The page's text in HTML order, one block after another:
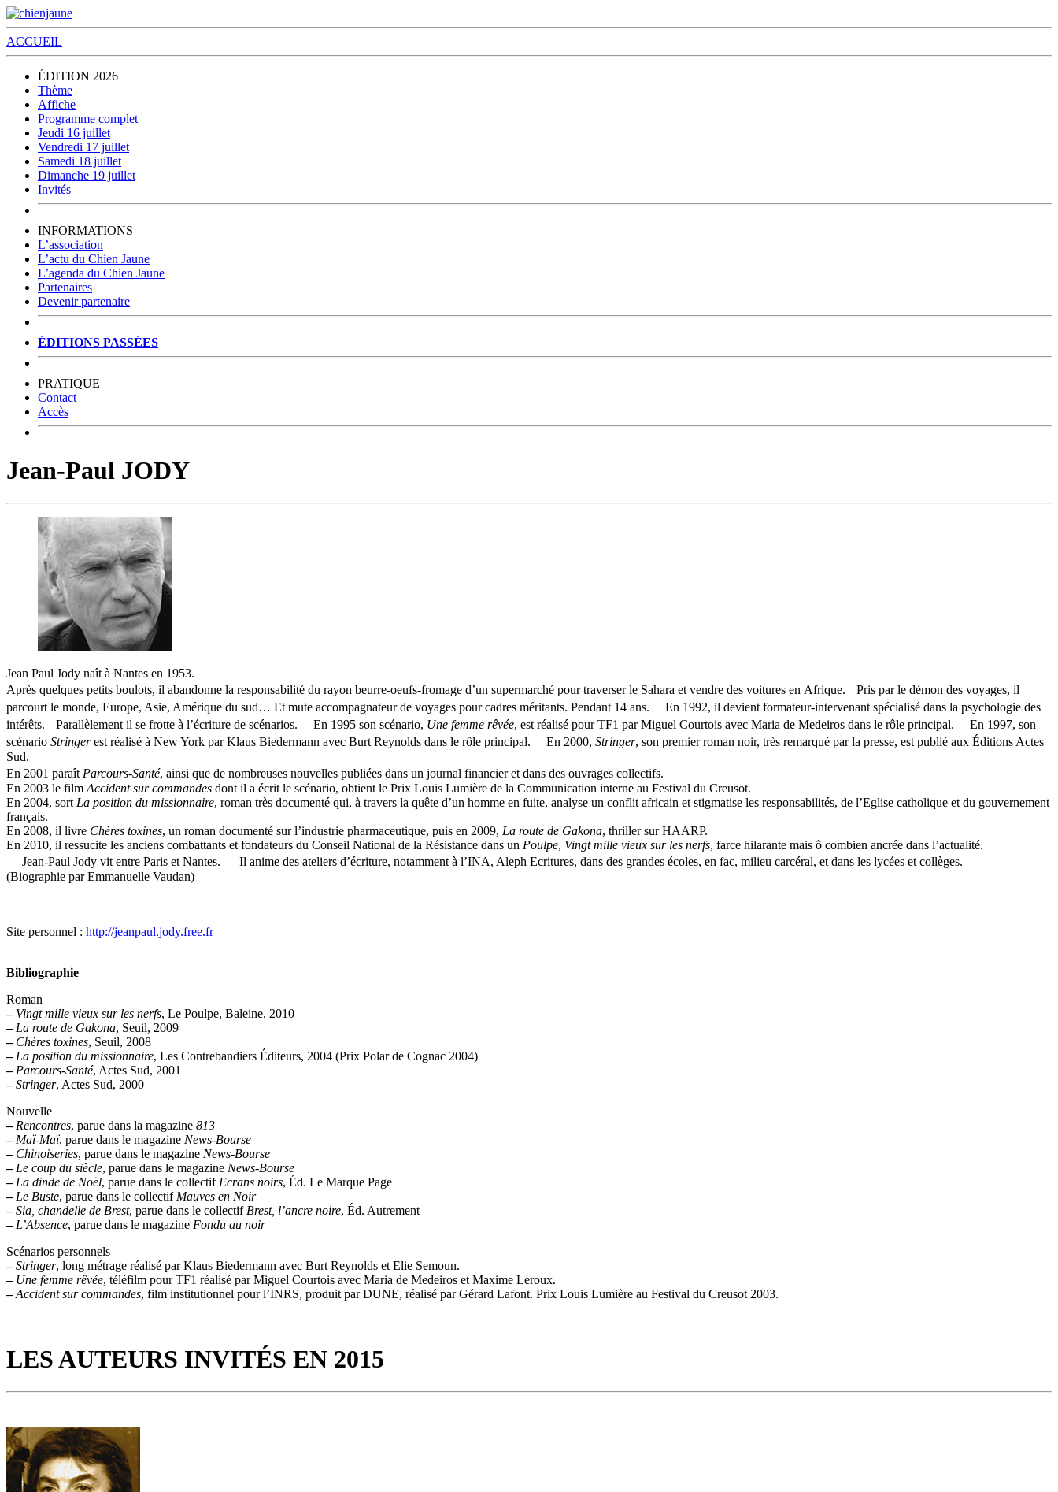
ACCUEIL
ÉDITION 2026
Thème
Affiche
Programme complet
Jeudi 16 juillet
Vendredi 17 juillet
Samedi 18 juillet
Dimanche 19 juillet
Invités
INFORMATIONS
L’association
L’actu du Chien Jaune
L’agenda du Chien Jaune
Partenaires
Devenir partenaire
ÉDITIONS PASSÉES
PRATIQUE
Contact
Accès
Jean-Paul JODY
Jean Paul Jody naît à Nantes en 1953.
Après quelques petits boulots, il abandonne la responsabilité du rayon beurre-oeufs-fromage d’un supermarché pour traverser le Sahara et vendre des voitures en Afrique. Pris par le démon des voyages, il
parcourt le monde, Europe, Asie, Amérique du sud… Et mute accompagnateur de voyages pour cadres méritants. Pendant 14 ans. En 1992, il devient formateur-intervenant spécialisé dans la psychologie des
intérêts. Parallèlement il se frotte à l’écriture de scénarios. En 1995 son scénario, Une femme rêvée, est réalisé pour TF1 par Miguel Courtois avec Maria de Medeiros dans le rôle principal. En 1997, son
scénario Stringerest réalisé à New York par Klaus Biedermann avec Burt Reynolds dans le rôle principal. En 2000, Stringer, son premier roman noir, très remarqué par la presse, est publié aux Éditions Actes
Sud.
En 2001 paraît Parcours-Santé, ainsi que de nombreuses nouvelles publiées dans un journal financier et dans des ouvrages collectifs.
En 2003 le film Accident sur commandes dont il a écrit le scénario, obtient le Prix Louis Lumière de la Communication interne au Festival du Creusot.
En 2004, sort La position du missionnaire, roman très documenté qui, à travers la quête d’un homme en fuite, analyse un conflit africain et stigmatise les responsabilités, de l’Eglise catholique et du gouvernement
français.
En 2008, il livre Chères toxines, un roman documenté sur l’industrie pharmaceutique, puis en 2009, La route de Gakona, thriller sur HAARP.
En 2010, il ressucite les anciens combattants et fondateurs du Conseil National de la Résistance dans un Poulpe, Vingt mille vieux sur les nerfs, farce hilarante mais ô combien ancrée dans l’actualité.
Jean-Paul Jody vit entre Paris et Nantes. Il anime des ateliers d’écriture, notamment à l’INA, Aleph Ecritures, dans des grandes écoles, en fac, milieu carcéral, et dans les lycées et collèges.
(Biographie par Emmanuelle Vaudan)
Site personnel : http://jeanpaul.jody.free.fr
Bibliographie
Roman
– Vingt mille vieux sur les nerfs, Le Poulpe, Baleine, 2010
– La route de Gakona, Seuil, 2009
– Chères toxines, Seuil, 2008
– La position du missionnaire, Les Contrebandiers Éditeurs, 2004 (Prix Polar de Cognac 2004)
– Parcours-Santé, Actes Sud, 2001
– Stringer, Actes Sud, 2000
Nouvelle
– Rencontres, parue dans la magazine 813
– Maï-Maï, parue dans le magazine News-Bourse
– Chinoiseries, parue dans le magazine News-Bourse
– Le coup du siècle, parue dans le magazine News-Bourse
– La dinde de Noël, parue dans le collectif Ecrans noirs, Éd. Le Marque Page
– Le Buste, parue dans le collectif Mauves en Noir
– Sia, chandelle de Brest, parue dans le collectif Brest, l’ancre noire, Éd. Autrement
– L’Absence, parue dans le magazine Fondu au noir
Scénarios personnels
– Stringer, long métrage réalisé par Klaus Biedermann avec Burt Reynolds et Elie Semoun.
– Une femme rêvée, téléfilm pour TF1 réalisé par Miguel Courtois avec Maria de Medeiros et Maxime Leroux.
– Accident sur commandes, film institutionnel pour l’INRS, produit par DUNE, réalisé par Gérard Lafont. Prix Louis Lumière au Festival du Creusot 2003.
LES AUTEURS INVITÉS EN 2015